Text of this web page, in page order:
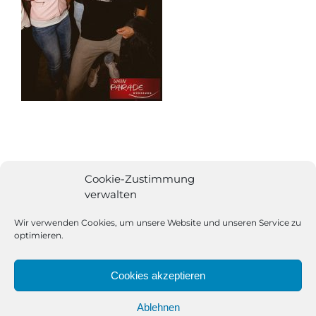
Cookie-Zustimmung
verwalten
Wir verwenden Cookies, um unsere Website und unseren Service zu
optimieren.
Cookies akzeptieren
Ablehnen